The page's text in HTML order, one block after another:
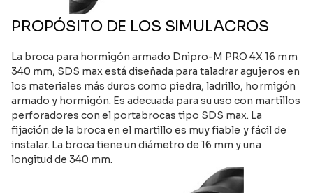
PROPÓSITO DE LOS SIMULACROS
La broca para hormigón armado Dnipro-M PRO 4X 16 mm
340 mm, SDS max está diseñada para taladrar agujeros en
los materiales más duros como piedra, ladrillo, hormigón
armado y hormigón. Es adecuada para su uso con martillos
perforadores con el portabrocas tipo SDS max. La
fijación de la broca en el martillo es muy fiable y fácil de
instalar. La broca tiene un diámetro de 16 mm y una
longitud de 340 mm.